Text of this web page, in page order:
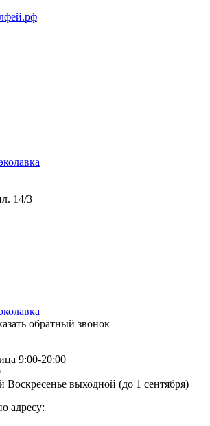
14/3
обратный звонок
9:00-20:00
выходной (до 1 сентября)
адресу: